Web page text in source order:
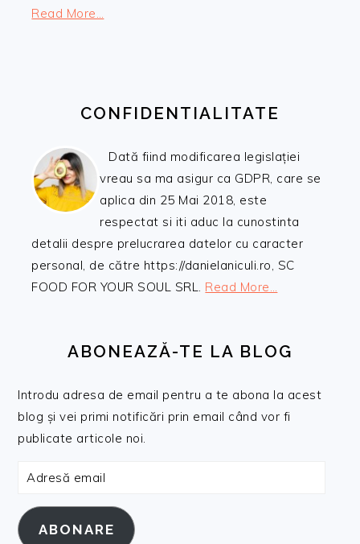
Read More…
CONFIDENTIALITATE
Dată fiind modificarea legislației
vreau sa ma asigur ca GDPR, care se
aplica din 25 Mai 2018, este
respectat si iti aduc la cunostinta
detalii despre prelucrarea datelor cu caracter
personal, de către https://danielaniculi.ro, SC
FOOD FOR YOUR SOUL SRL. Read More…
ABONEAZĂ-TE LA BLOG
Introdu adresa de email pentru a te abona la acest
blog și vei primi notificări prin email când vor fi
publicate articole noi.
Adresă
ABONARE